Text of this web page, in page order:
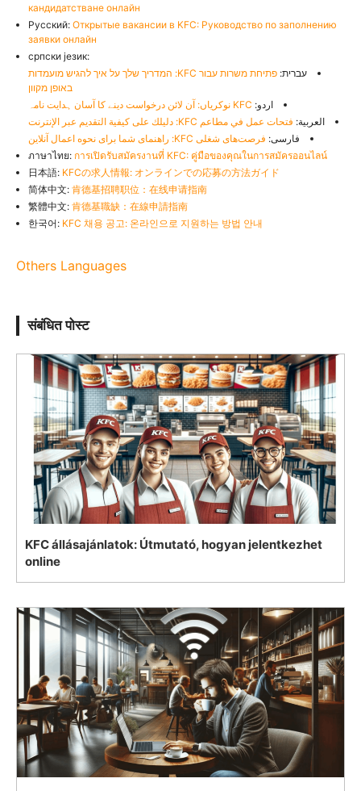
кандидатстване онлайн
Русский: Открытые вакансии в KFC: Руководство по заполнению
заявки онлайн
српски језик:
עברית:
פתיחת משרות עבור KFC: המדריך שלך על איך להגיש מועמדות
באופן מקוון
اردو: KFC نوکریاں: آن لائن درخواست دینے کا آسان ہدایت نامہ
العربية: فتحات عمل في مطاعم KFC: دليلك على كيفية التقديم عبر الإنترنت
فارسی: فرصت‌های شغلی KFC: راهنمای شما برای نحوه اعمال آنلاین
ภาษาไทย: การเปิดรับสมัครงานที่ KFC: คู่มือของคุณในการสมัครออนไลน์
日本語: KFCの求人情報: オンラインでの応募の方法ガイド
简体中文: 肯德基招聘职位：在线申请指南
繁體中文: 肯德基職缺：在線申請指南
한국어: KFC 채용 공고: 온라인으로 지원하는 방법 안내
Others Languages
संबंधित पोस्ट
KFC állásajánlatok: Útmutató, hogyan jelentkezhet
online